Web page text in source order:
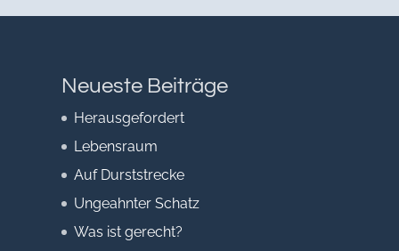
Neueste Beiträge
Herausgefordert
Lebensraum
Auf Durststrecke
Ungeahnter Schatz
Was ist gerecht?